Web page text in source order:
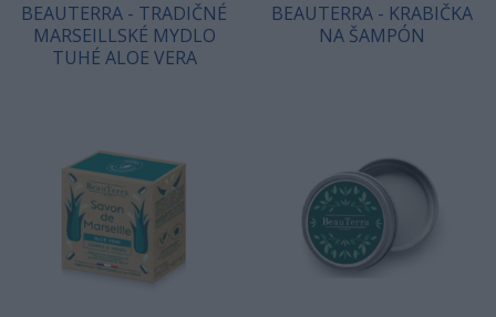
BEAUTERRA - TRADIČNÉ
MARSEILLSKÉ MYDLO
TUHÉ ALOE VERA
BEAUTERRA - KRABIČKA
NA ŠAMPÓN